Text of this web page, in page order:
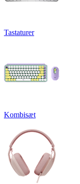
Tastaturer
Kombisæt